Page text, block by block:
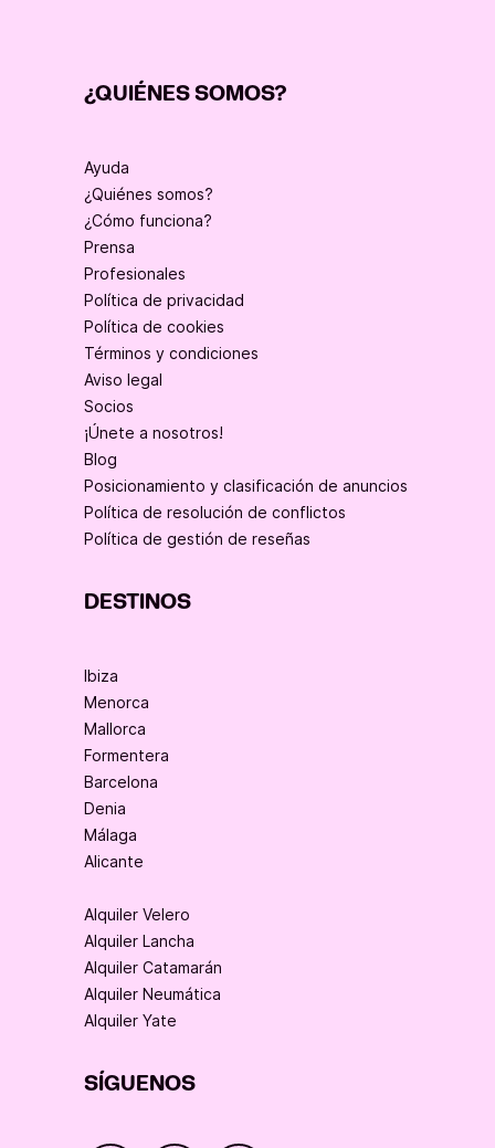
¿QUIÉNES SOMOS?
Ayuda
¿Quiénes somos?
¿Cómo funciona?
Prensa
Profesionales
Política de privacidad
Política de cookies
Términos y condiciones
Aviso legal
Socios
¡Únete a nosotros!
Blog
Posicionamiento y clasificación de anuncios
Política de resolución de conflictos
Política de gestión de reseñas
DESTINOS
Ibiza
Menorca
Mallorca
Formentera
Barcelona
Denia
Málaga
Alicante
Alquiler Velero
Alquiler Lancha
Alquiler Catamarán
Alquiler Neumática
Alquiler Yate
SÍGUENOS